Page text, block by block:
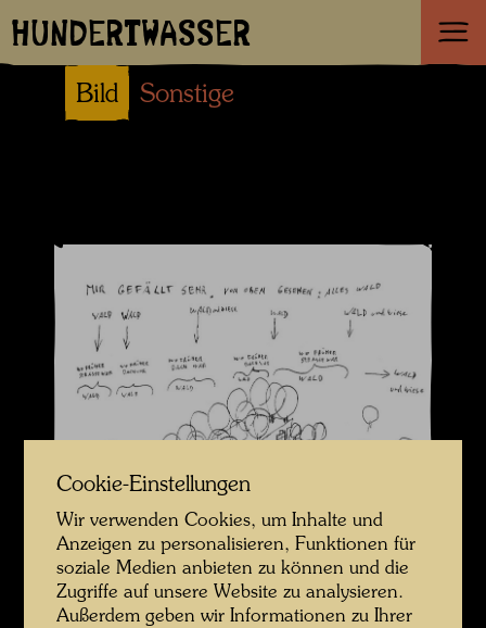
HUNDERTWASSER
Bild Sonstige
Cookie-Einstellungen
Wir verwenden Cookies, um Inhalte und
Anzeigen zu personalisieren, Funktionen für
soziale Medien anbieten zu können und die
Zugriffe auf unsere Website zu analysieren.
Außerdem geben wir Informationen zu Ihrer